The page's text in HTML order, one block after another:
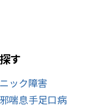
す
ック障害
喘息手足口病